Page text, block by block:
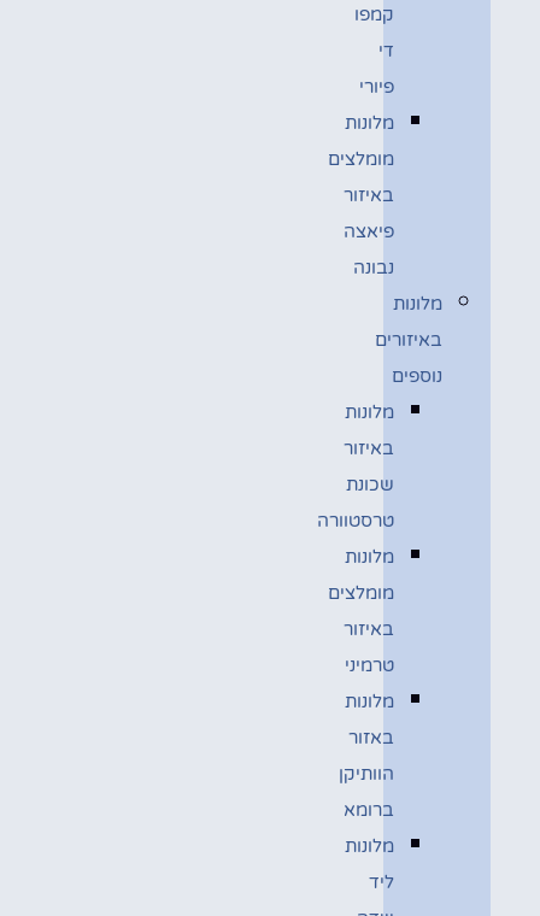
קמפו
די
פיורי
מלונות
מומלצים
באיזור
פיאצה
נבונה
מלונות
באיזורים
נוספים
מלונות
באיזור
שכונת
טרסטוורה
מלונות
מומלצים
באיזור
טרמיני
מלונות
באזור
הוותיקן
ברומא
מלונות
ליד